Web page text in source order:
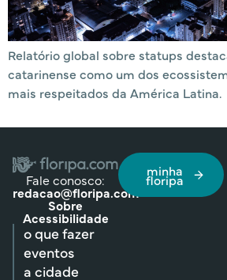
Relatório global sobre statups
catarinense como um dos
mais respeitados da América Latina.
Fale conosco:
redacao@floripa.com
Sobre
Acessibilidade
minha
floripa
o que fazer
eventos
a cidade